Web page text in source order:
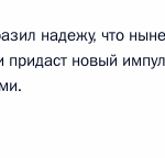
надежу, что
придаст новый